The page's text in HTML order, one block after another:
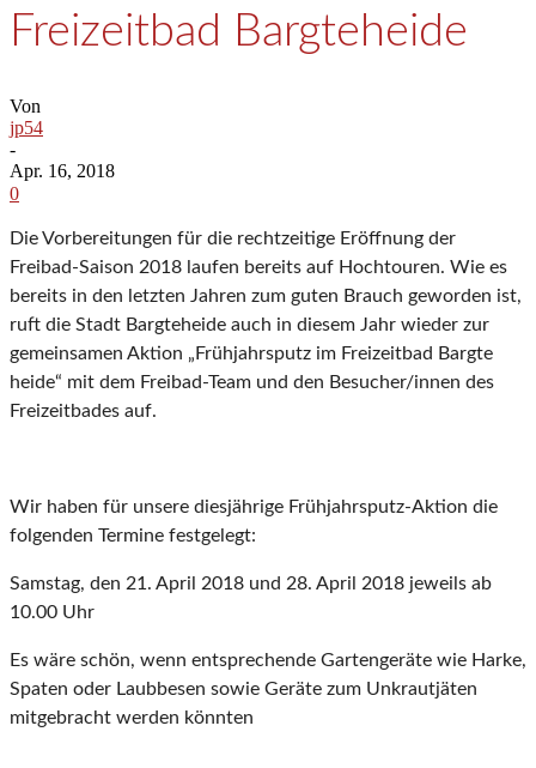
Freizeitbad Bargteheide
Von
jp54
-
Apr. 16, 2018
0
Die Vorbereitungen für die rechtzeitige Eröffnung der
Freibad-Sai­son 2018 laufen bereits auf Hochtouren. Wie es
bereits in den letzten Jahren zum guten Brauch geworden ist,
ruft die Stadt Bargteheide auch in diesem Jahr wieder zur
gemeinsamen Aktion „Frühjahrsputz im Freizeitbad Bargte
heide“ mit dem Freibad-Team und den Besucher/innen des
Frei­zeitbades auf.
Wir haben für unsere diesjährige Frühjahrsputz-Aktion die
folgen­den Termine festgelegt:
Samstag, den 21. April 2018 und 28. April 2018 jeweils ab
10.00 Uhr
Es wäre schön, wenn entsprechende Gartengeräte wie Harke,
Spaten oder Laubbesen sowie Geräte zum Unkrautjäten
mitge­bracht werden könnten